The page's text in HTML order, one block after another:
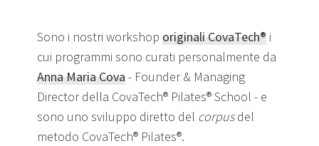
Sono i nostri workshop originali CovaTech® i
cui programmi sono curati personalmente da
Anna Maria Cova - Founder & Managing
Director della CovaTech® Pilates® School - e
sono uno sviluppo diretto del corpusdel
metodo CovaTech® Pilates®.